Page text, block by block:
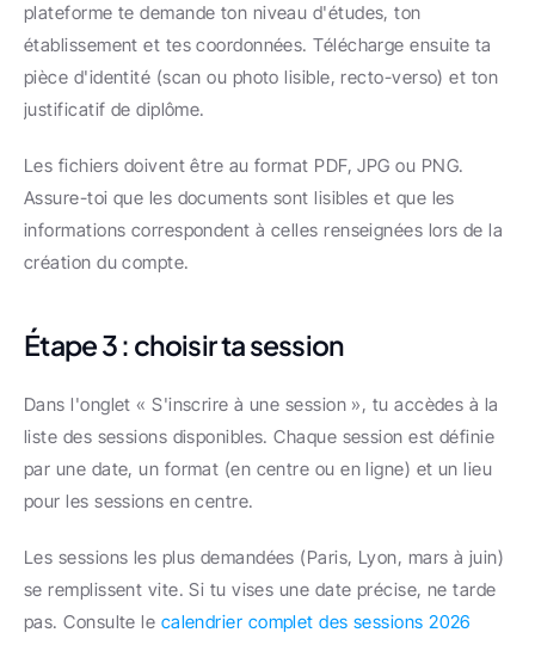
plateforme te demande ton niveau d'études, ton
établissement et tes coordonnées. Télécharge ensuite ta
pièce d'identité (scan ou photo lisible, recto-verso) et ton
justificatif de diplôme.
Les fichiers doivent être au format PDF, JPG ou PNG.
Assure-toi que les documents sont lisibles et que les
informations correspondent à celles renseignées lors de la
création du compte.
Étape 3 : choisir ta session
Dans l'onglet « S'inscrire à une session », tu accèdes à la
liste des sessions disponibles. Chaque session est définie
par une date, un format (en centre ou en ligne) et un lieu
pour les sessions en centre.
Les sessions les plus demandées (Paris, Lyon, mars à juin)
se remplissent vite. Si tu vises une date précise, ne tarde
pas. Consulte le calendrier complet des sessions 2026